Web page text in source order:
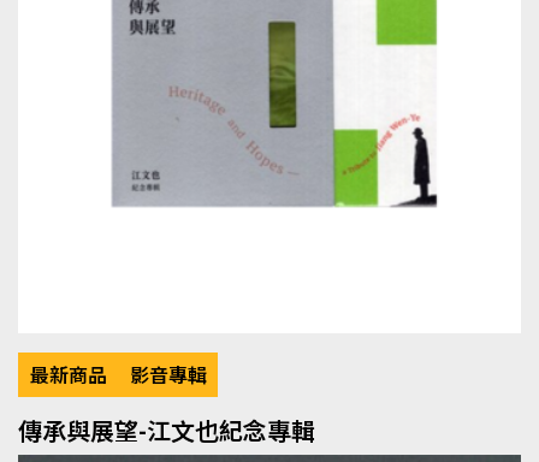
最新商品 影音專輯
傳承與展望-江文也紀念專輯